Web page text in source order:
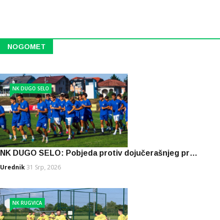
NOGOMET
NK DUGO SELO: Pobjeda protiv dojučerašnjeg pr…
Urednik31 Srp, 2026
NK DUGO SELO
NK RUGVICA